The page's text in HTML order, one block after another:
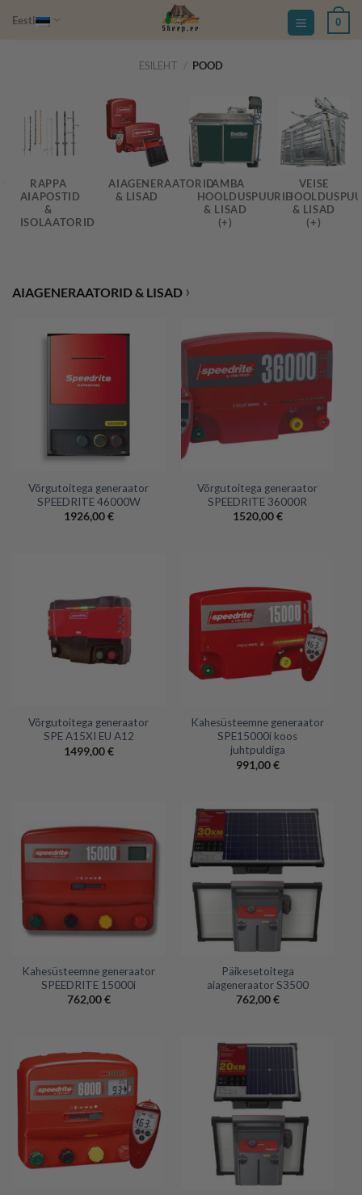
Eesti 0
ESILEHT / POOD
RAPPA
AIAPOSTID
&
ISOLAATORID
AIAGENERAATORID
& LISAD
LAMBA
HOOLDUSPUURID
& LISAD
(+)
VEISE
& LISAD
(+)
AIAGENERAATORID & LISAD ›
Võrgutoitega generaator
SPEEDRITE 46000W
1926,00€
Võrgutoitega generaator
SPEEDRITE 36000R
1520,00€
Võrgutoitega generaator
SPE A15XI EU A12
1499,00€
Kahesüsteemne generaator
SPE15000i koos
juhtpuldiga
991,00€
Kahesüsteemne generaator
SPEEDRITE 15000i
762,00€
Päikesetoitega
aiageneraator S3500
762,00€